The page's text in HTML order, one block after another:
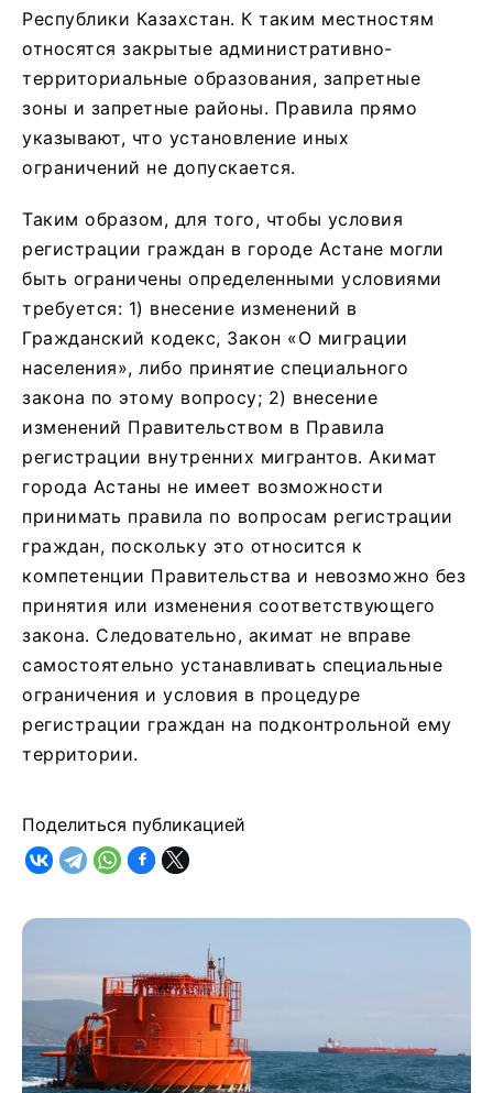
Республики Казахстан. К таким местностям
относятся закрытые административно-
территориальные образования, запретные
зоны и запретные районы. Правила прямо
указывают, что установление иных
ограничений не допускается.
Таким образом, для того, чтобы условия
регистрации граждан в городе Астане могли
быть ограничены определенными условиями
требуется: 1) внесение изменений в
Гражданский кодекс, Закон «О миграции
населения», либо принятие специального
закона по этому вопросу; 2) внесение
изменений Правительством в Правила
регистрации внутренних мигрантов. Акимат
города Астаны не имеет возможности
принимать правила по вопросам регистрации
граждан, поскольку это относится к
компетенции Правительства и невозможно без
принятия или изменения соответствующего
закона. Следовательно, акимат не вправе
самостоятельно устанавливать специальные
ограничения и условия в процедуре
регистрации граждан на подконтрольной ему
территории.
Поделиться публикацией